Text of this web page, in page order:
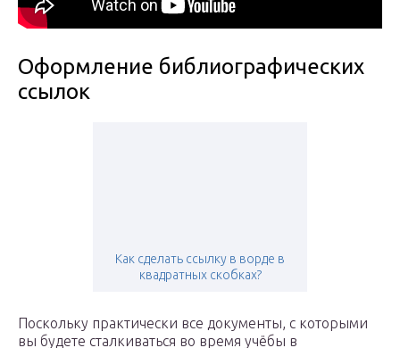
Оформление библиографических
ссылок
Как сделать ссылку в ворде в
квадратных скобках?
Поскольку практически все документы, с которыми
вы будете сталкиваться во время учёбы в